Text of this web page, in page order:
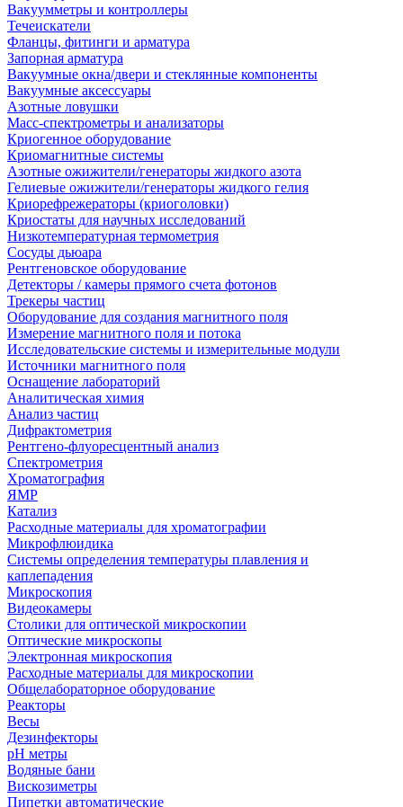
Вакуумметры и контроллеры
Течеискатели
Фланцы, фитинги и арматура
Запорная арматура
Вакуумные окна/двери и стеклянные компоненты
Вакуумные аксессуары
Азотные ловушки
Масс-спектрометры и анализаторы
Криогенное оборудование
Криомагнитные системы
Азотные ожижители/генераторы жидкого азота
Гелиевые ожижители/генераторы жидкого гелия
Криорефрежераторы (криоголовки)
Криостаты для научных исследований
Низкотемпературная термометрия
Сосуды дьюара
Рентгеновское оборудование
Детекторы / камеры прямого счета фотонов
Трекеры частиц
Оборудование для создания магнитного поля
Измерение магнитного поля и потока
Исследовательские системы и измерительные модули
Источники магнитного поля
Оснащение лабораторий
Аналитическая химия
Анализ частиц
Дифрактометрия
Рентгено-флуоресцентный анализ
Спектрометрия
Хроматография
ЯМР
Катализ
Расходные материалы для хроматографии
Микрофлюидика
Системы определения температуры плавления и
каплепадения
Микроскопия
Видеокамеры
Столики для оптической микроскопии
Оптические микроскопы
Электронная микроскопия
Расходные материалы для микроскопии
Общелабораторное оборудование
Реакторы
Весы
Дезинфекторы
рН метры
Водяные бани
Вискозиметры
Пипетки автоматические